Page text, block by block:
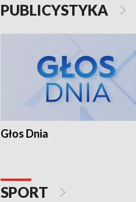
PUBLICYSTYKA
Głos Dnia
SPORT